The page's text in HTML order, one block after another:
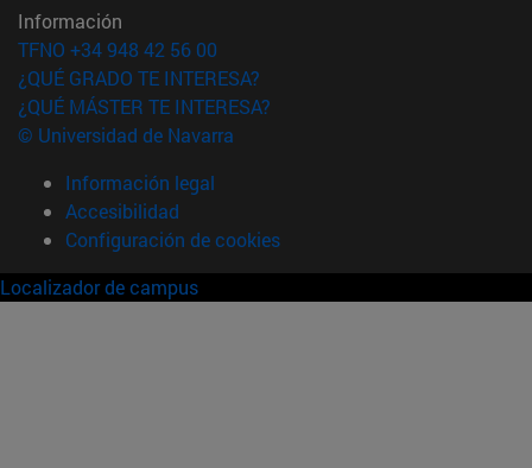
Información
TFNO +34 948 42 56 00
¿QUÉ GRADO TE INTERESA?
¿QUÉ MÁSTER TE INTERESA?
© Universidad de Navarra
Información legal
Accesibilidad
Configuración de cookies
Localizador de campus